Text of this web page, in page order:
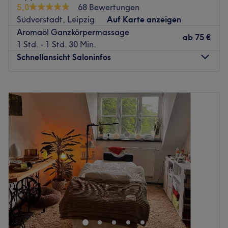
Zurück zur Salonansicht
5,0
68 Bewertungen
Südvorstadt, Leipzig
Auf Karte anzeigen
Aromaöl Ganzkörpermassage
1 Std. - 1 Std. 30 Min.
ab 75 €
Schnellansicht Saloninfos
11:00 –
11:00
11:00
Freitag
11:00
Samstag
12:00 –
Sonntag
Geschlossen
In der Universellen Gesundheit Massagepraxis Lippold in
Leipzig-Südvorstadt erwartet dich ein Ort der
Entspannung und Regeneration. Hier findest du
ganzheitliche Massagen, Wellnessbehandlungen und